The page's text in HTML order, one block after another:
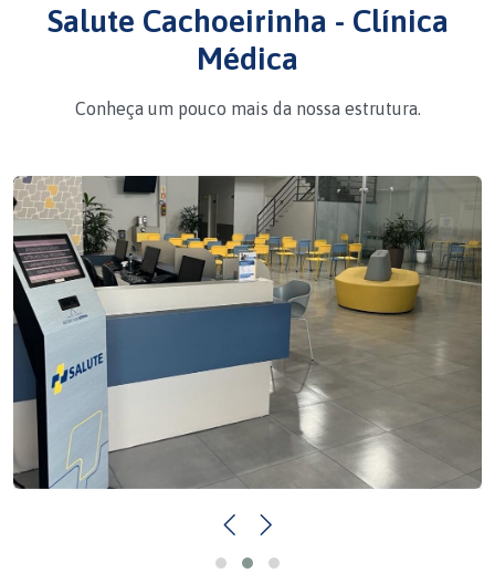
Salute Cachoeirinha - Clínica
Médica
Conheça um pouco mais da nossa estrutura.